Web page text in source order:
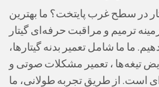
در سطح غرب پایتخت؟ ما بهترین
ترمیم و مراقبت حرفه‌ای گیتار
ما ما شامل تعمیر بدنه گیتارها،
تیغه‌ها ، تعمیر مشکلات صوتی و
است. از طریق تجربه طولانی، ما